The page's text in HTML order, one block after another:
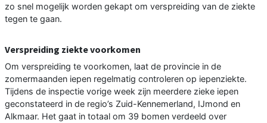
zo snel mogelijk worden gekapt om verspreiding van de ziekte
tegen te gaan.
Verspreiding ziekte voorkomen
Om verspreiding te voorkomen, laat de provincie in de
zomermaanden iepen regelmatig controleren op iepenziekte.
Tijdens de inspectie vorige week zijn meerdere zieke iepen
geconstateerd in de regio’s Zuid-Kennemerland, IJmond en
Alkmaar. Het gaat in totaal om 39 bomen verdeeld over